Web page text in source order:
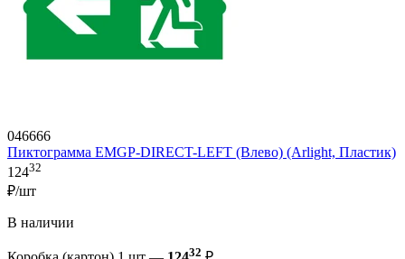
046666
Пиктограмма EMGP-DIRECT-LEFT (Влево) (Arlight, Пластик)
12432
₽/шт
В наличии
32